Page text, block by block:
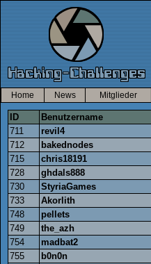
Home News Mitglieder
ID Benutzername
711
revil4
712
bakednodes
715
chris18191
728
ghdals888
730
StyriaGames
733
Akorlith
748
pellets
749
the_azh
754
madbat2
755
b0n0n